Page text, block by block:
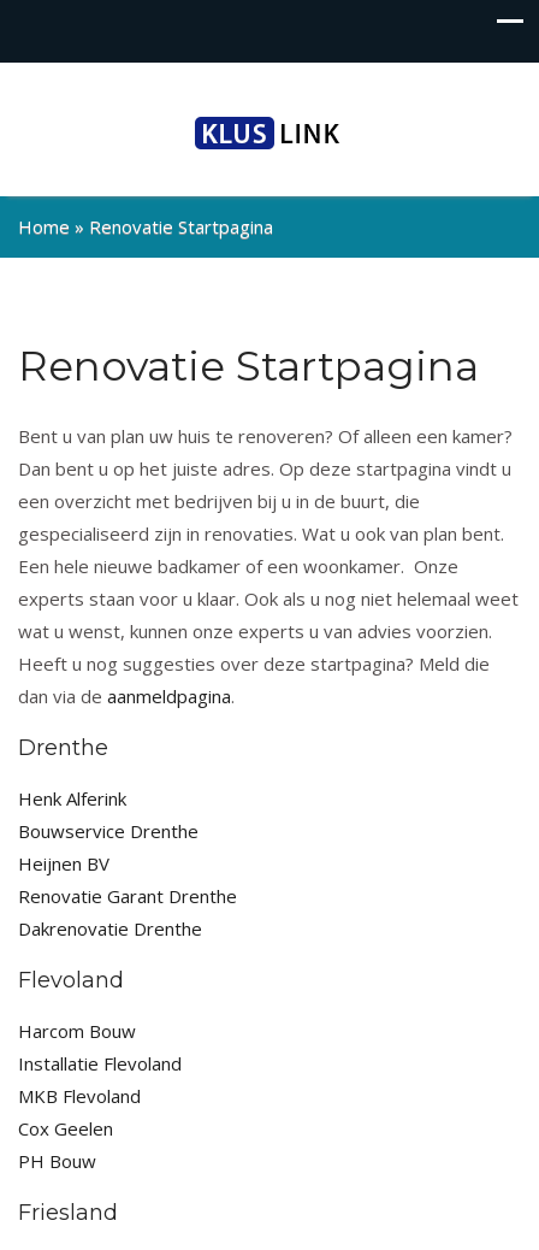
Home » Renovatie Startpagina
Renovatie Startpagina
Bent u van plan uw huis te renoveren? Of alleen een kamer?
Dan bent u op het juiste adres. Op deze startpagina vindt u
een overzicht met bedrijven bij u in de buurt, die
gespecialiseerd zijn in renovaties. Wat u ook van plan bent.
Een hele nieuwe badkamer of een woonkamer. Onze
experts staan voor u klaar. Ook als u nog niet helemaal weet
wat u wenst, kunnen onze experts u van advies voorzien.
Heeft u nog suggesties over deze startpagina? Meld die
dan via de aanmeldpagina.
Drenthe
Henk Alferink
Bouwservice Drenthe
Heijnen BV
Renovatie Garant Drenthe
Dakrenovatie Drenthe
Flevoland
Harcom Bouw
Installatie Flevoland
MKB Flevoland
Cox Geelen
PH Bouw
Friesland